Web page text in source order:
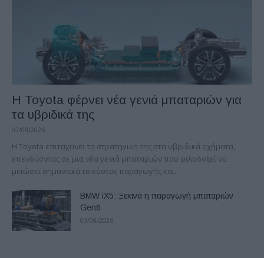
Η Toyota φέρνει νέα γενιά μπαταριών για
τα υβριδικά της
07/08/2026
Η Toyota επιταχύνει τη στρατηγική της στα υβριδικά οχήματα,
επενδύοντας σε μια νέα γενιά μπαταριών που φιλοδοξεί να
μειώσει σημαντικά το κόστος παραγωγής και...
BMW iX5: Ξεκινά η παραγωγή μπαταριών
Gen6
03/08/2026